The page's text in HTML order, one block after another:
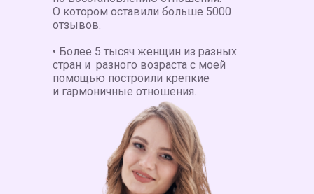
О котором оставили больше 5000
отзывов.
• Более 5 тысяч женщин из разных
стран и разного возраста с моей
помощью построили крепкие
и гармоничные отношения.